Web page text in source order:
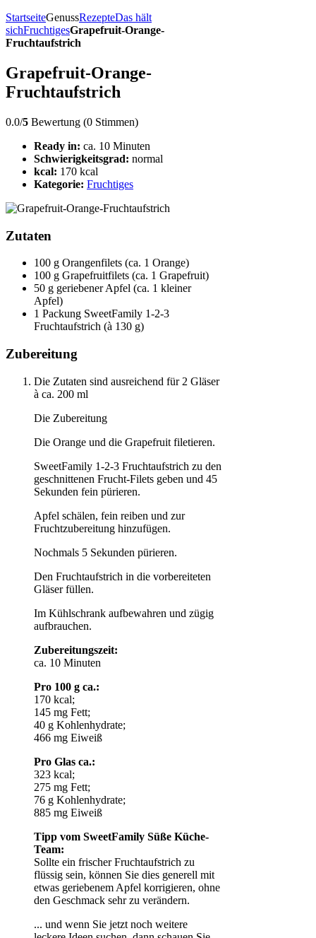
StartseiteGenussRezepteDas hält
sichFruchtigesGrapefruit-Orange-
Fruchtaufstrich
Grapefruit-Orange-
Fruchtaufstrich
0.0/5 Bewertung (0 Stimmen)
Ready in: ca. 10 Minuten
Schwierigkeitsgrad: normal
kcal: 170 kcal
Kategorie: Fruchtiges
Zutaten
100 g Orangenfilets (ca. 1 Orange)
100 g Grapefruitfilets (ca. 1 Grapefruit)
50 g geriebener Apfel (ca. 1 kleiner
Apfel)
1 Packung SweetFamily 1-2-3
Fruchtaufstrich (à 130 g)
Zubereitung
Die Zutaten sind ausreichend für 2 Gläser
à ca. 200 ml
Die Zubereitung
Die Orange und die Grapefruit filetieren.
SweetFamily 1-2-3 Fruchtaufstrich zu den
geschnittenen Frucht-Filets geben und 45
Sekunden fein pürieren.
Apfel schälen, fein reiben und zur
Fruchtzubereitung hinzufügen.
Nochmals 5 Sekunden pürieren.
Den Fruchtaufstrich in die vorbereiteten
Gläser füllen.
Im Kühlschrank aufbewahren und zügig
aufbrauchen.
Zubereitungszeit:
ca. 10 Minuten
Pro 100 g ca.:
170 kcal;
145 mg Fett;
40 g Kohlenhydrate;
466 mg Eiweiß
Pro Glas ca.:
323 kcal;
275 mg Fett;
76 g Kohlenhydrate;
885 mg Eiweiß
Tipp vom SweetFamily Süße Küche-
Team:
Sollte ein frischer Fruchtaufstrich zu
flüssig sein, können Sie dies generell mit
etwas geriebenem Apfel korrigieren, ohne
den Geschmack sehr zu verändern.
... und wenn Sie jetzt noch weitere